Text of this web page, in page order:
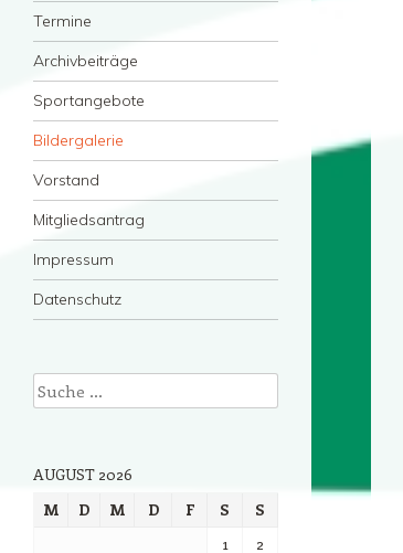
Termine
Archivbeiträge
Sportangebote
Bildergalerie
Vorstand
Mitgliedsantrag
Impressum
Datenschutz
Suche
AUGUST 2026
M
D M D F S
S
1
2